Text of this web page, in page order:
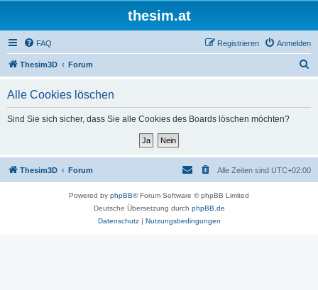
thesim.at
FAQ Anmelden
Registrieren
Thesim3D Forum
Alle Cookies löschen
Sind Sie sich sicher, dass Sie alle Cookies des Boards löschen möchten?
Thesim3D Forum Alle Zeiten sind UTC+02:00
Powered by phpBB® Forum Software © phpBB Limited
Deutsche Übersetzung durch phpBB.de
Datenschutz| Nutzungsbedingungen